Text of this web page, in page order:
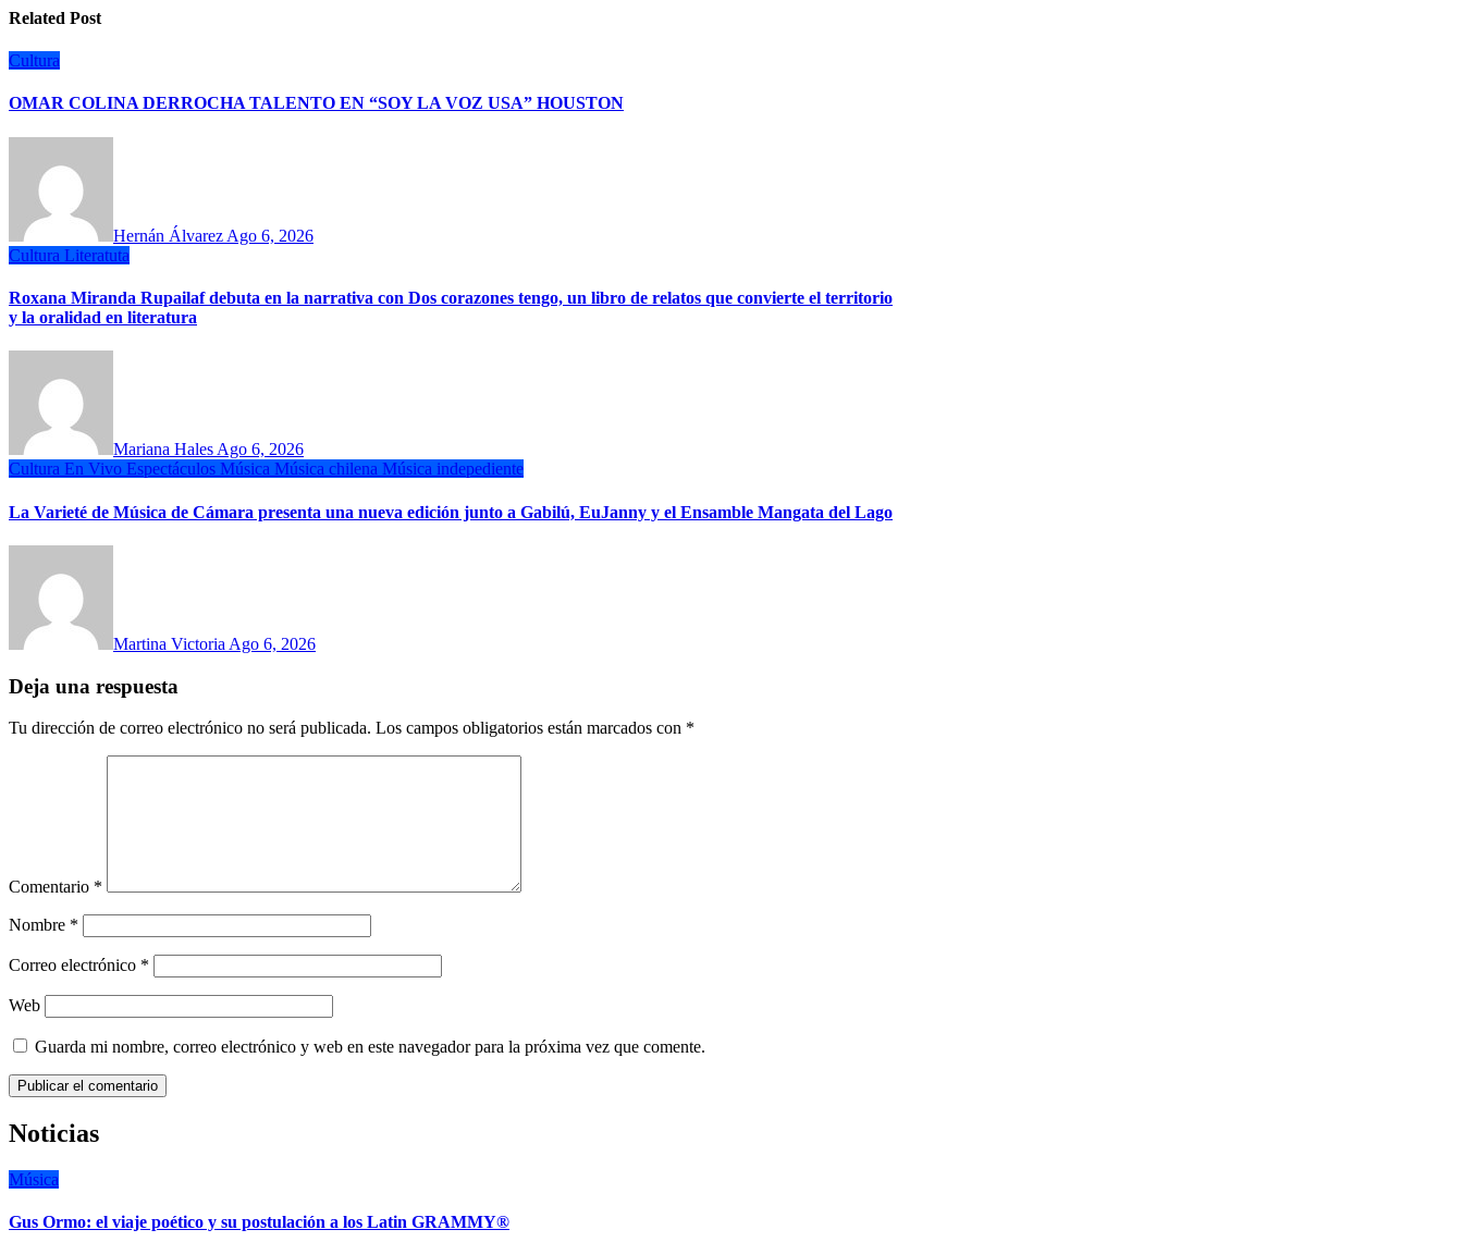
Related Post
Cultura
OMAR COLINA DERROCHA TALENTO EN “SOY LA VOZ USA” HOUSTON
Hernán Álvarez Ago 6, 2026
Cultura Literatuta
Roxana Miranda Rupailaf debuta en la narrativa con Dos corazones tengo, un libro de relatos que convierte el territorio
y la oralidad en literatura
Mariana Hales Ago 6, 2026
Cultura En Vivo Espectáculos Música Música chilena Música indepediente
La Varieté de Música de Cámara presenta una nueva edición junto a Gabilú, EuJanny y el Ensamble Mangata del Lago
Martina Victoria Ago 6, 2026
Deja una respuesta
Tu dirección de correo electrónico no será publicada. Los campos obligatorios están marcados con *
Comentario *
Nombre *
Correo electrónico *
Web
Guarda mi nombre, correo electrónico y web en este navegador para la próxima vez que comente.
Noticias
Música
Gus Ormo: el viaje poético y su postulación a los Latin GRAMMY®